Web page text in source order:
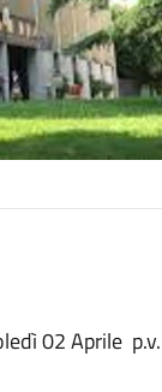
02 Aprile